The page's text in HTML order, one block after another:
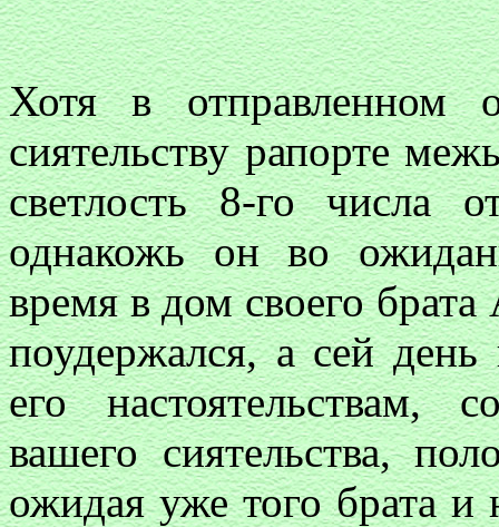
Хотя в отправленном
сиятельству рапорте
светлость 8-го числа
однакожь он во
время в дом своего
поудержался, а сей
его настоятельствам,
вашего сиятельства,
ожидая уже того брата и